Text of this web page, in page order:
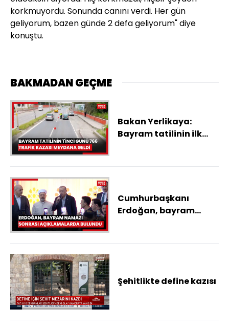
korkmuyordu. Sonunda canını verdi. Her gün
geliyorum, bazen günde 2 defa geliyorum" diye
konuştu.
BAKMADAN GEÇME
Bakan Yerlikaya:
Bayram tatilinin ilk
kazasında 5
hayatını kaybetti
Cumhurbaşkanı
Erdoğan, bayram
bulundu
Şehitlikte define kazısı